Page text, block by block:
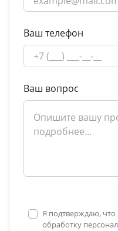
Ваш телефон
Ваш вопрос
Я подтверждаю, что
обработку